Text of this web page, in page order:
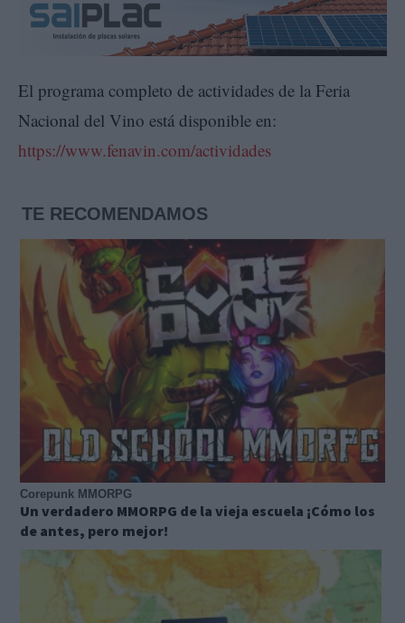
El programa completo de actividades de la Feria
Nacional del Vino está disponible en:
https://www.fenavin.com/actividades
TE RECOMENDAMOS
Corepunk MMORPG
Un verdadero MMORPG de la vieja escuela ¡Cómo los
de antes, pero mejor!